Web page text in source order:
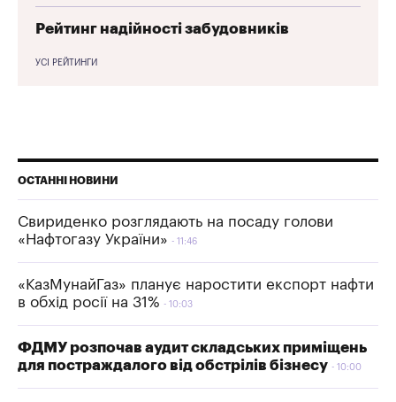
Рейтинг надійності забудовників
УСІ РЕЙТИНГИ
ОСТАННІ НОВИНИ
Свириденко розглядають на посаду голови
«Нафтогазу України»
11:46
«КазМунайГаз» планує наростити експорт нафти
в обхід росії на 31%
10:03
ФДМУ розпочав аудит складських приміщень
для постраждалого від обстрілів бізнесу
10:00